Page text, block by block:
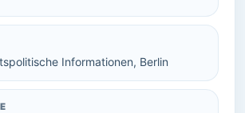
Informationen, Berlin